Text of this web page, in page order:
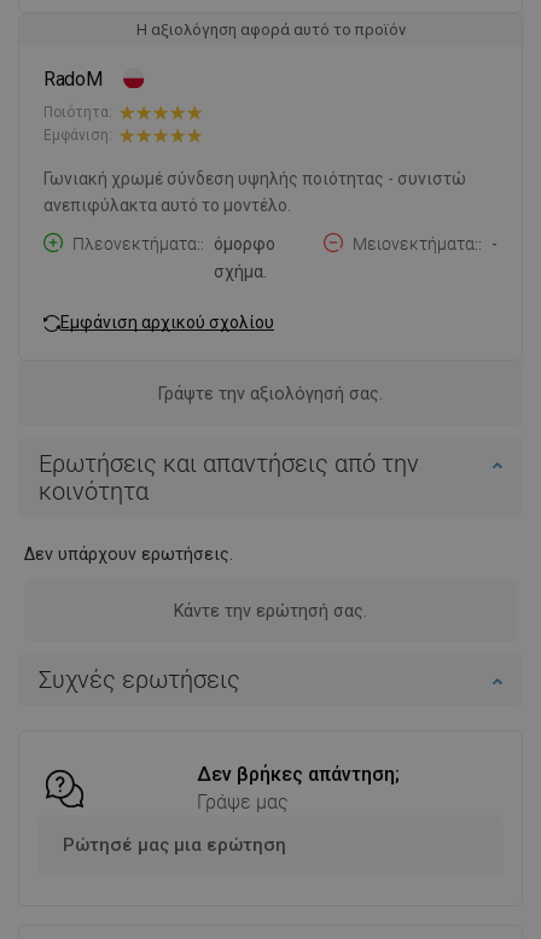
Συχνές ερωτήσεις
Δεν βρήκες απάντηση;
Γράψε μας
Ρώτησέ μας μια ερώτηση
Η αξιολόγηση αφορά αυτό το προϊόν
RadoM
Ποιότητα:
Εμφάνιση:
Γωνιακή χρωμέ σύνδεση υψηλής ποιότητας - συνιστώ
ανεπιφύλακτα αυτό το μοντέλο.
Πλεονεκτήματα:
όμορφο
σχήμα.
Μειονεκτήματα: -
Εμφάνιση αρχικού σχολίου
Γράψτε την αξιολόγησή σας.
Ερωτήσεις και απαντήσεις από την
κοινότητα
Δεν υπάρχουν ερωτήσεις.
Κάντε την ερώτησή σας.